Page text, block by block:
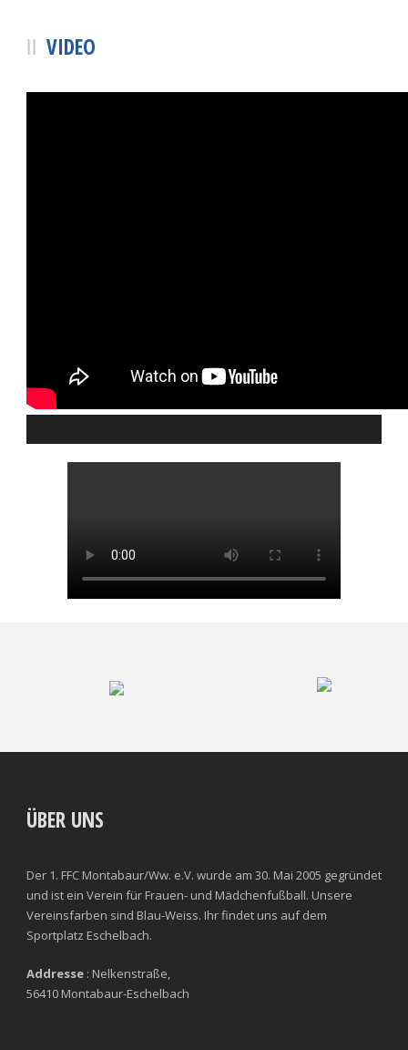
VIDEO
ÜBER UNS
Der 1. FFC Montabaur/Ww. e.V. wurde am 30. Mai 2005 gegründet
und ist ein Verein für Frauen- und Mädchenfußball. Unsere
Vereinsfarben sind Blau-Weiss. Ihr findet uns auf dem
Sportplatz Eschelbach.
Addresse : Nelkenstraße,
56410 Montabaur-Eschelbach